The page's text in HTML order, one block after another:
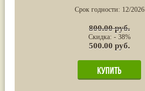
Срок годности: 12/2026
800.00 руб.
Скидка: - 38%
500.00 руб.